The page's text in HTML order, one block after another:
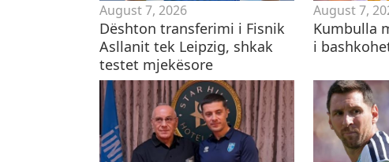
August 7, 2026
Dështon transferimi i Fisnik
Asllanit tek Leipzig, shkak
testet mjekësore
August 7,
Kumbulla
i